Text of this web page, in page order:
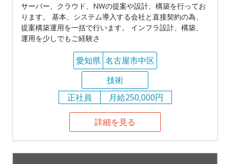
サーバー、クラウド、NWの提案や設計、構築を行ってお
ります。 基本、システム導入する会社と直接契約の為、
提案構築運用を一括で行います。 インフラ設計、構築、
運用を少しでもご経験さ
愛知県 名古屋市中区
技術
正社員
月給250,000円
詳細を見る